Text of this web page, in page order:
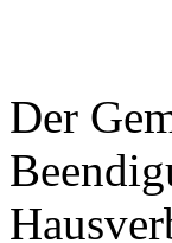
Der